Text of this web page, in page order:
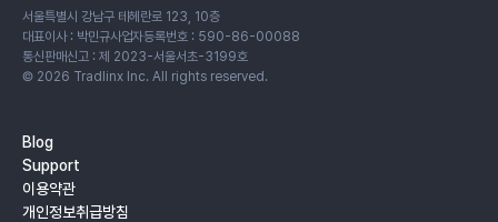
서울특별시 강남구 테헤란로 123, 10층
대표이사 : 박민규사업자등록번호 : 590-86-00088
통신판매신고 : 제 2023-서울서초-3199호
© 2026 Tradlinx Inc. All rights reserved.
Blog
Support
이용약관
개인정보취급방침